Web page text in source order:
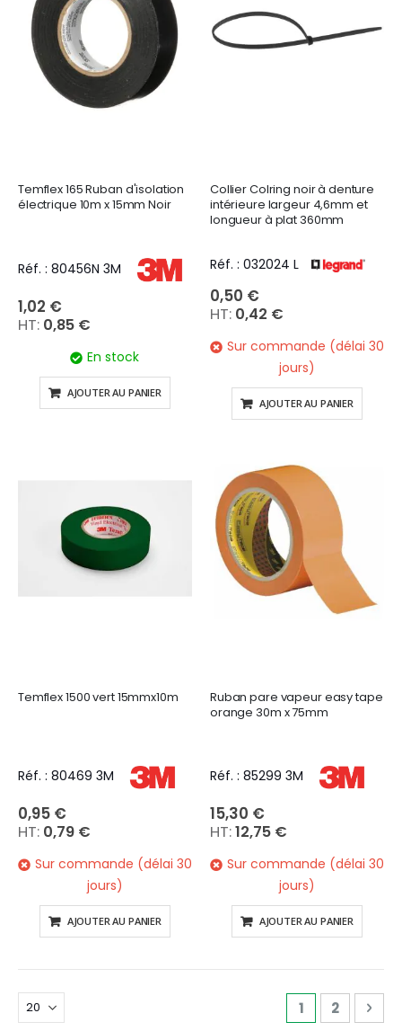
Temflex 165 Ruban d'isolation
électrique 10m x 15mm Noir
Réf. : 80456N 3M
1,02 €
0,85 €
En stock
AJOUTER AU PANIER
Collier Colring noir à denture
intérieure largeur 4,6mm et
longueur à plat 360mm
Réf. : 032024 L
0,50 €
0,42 €
Sur commande (délai 30
jours)
AJOUTER AU PANIER
Temflex 1500 vert 15mmx10m
Réf. : 80469 3M
0,95 €
0,79 €
Sur commande (délai 30
jours)
AJOUTER AU PANIER
Ruban pare vapeur easy tape
orange 30m x 75mm
Réf. : 85299 3M
15,30 €
12,75 €
Sur commande (délai 30
jours)
AJOUTER AU PANIER
Page
Vous lisez
1 Page
2